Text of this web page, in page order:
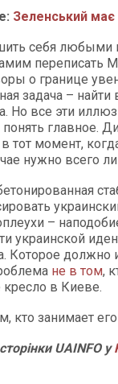
Зеленський має
себя любыми
переписать
о границе
задача –
Но все эти
понять главное.
тот момент,
нужно всего
–
украинской
Которое должно
не в том,
кресло в Киеве.
кто занимает
UAINFO у